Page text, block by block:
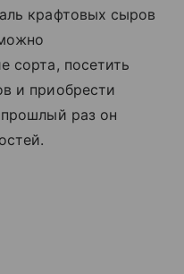
крафтовых сыров
сорта, посетить
и приобрести
раз он